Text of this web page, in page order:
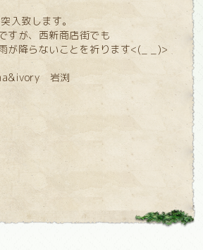
入致します。
すが、西新商店街でも
が降らないことを祈ります<(_ _)>
岩渕